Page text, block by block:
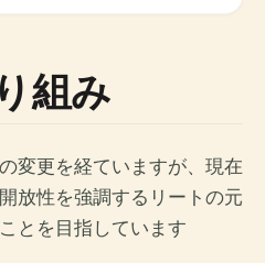
組み
変更を経ていますが、現在
放性を強調するリートの元
とを目指しています